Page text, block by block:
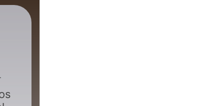
- Torito y sus cuadros